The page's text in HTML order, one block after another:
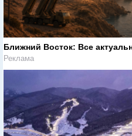
Ближний Восток: Все
Реклама